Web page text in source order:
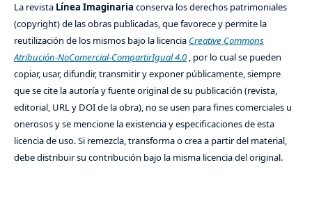
La revista Línea Imaginaria conserva los derechos patrimoniales
(copyright) de las obras publicadas, que favorece y permite la
reutilización de los mismos bajo la licencia Creative Commons
Atribución-NoComercial-CompartirIgual 4.0, por lo cual se pueden
copiar, usar, difundir, transmitir y exponer públicamente, siempre
que se cite la autoría y fuente original de su publicación (revista,
editorial, URL y DOI de la obra), no se usen para fines comerciales u
onerosos y se mencione la existencia y especificaciones de esta
licencia de uso. Si remezcla, transforma o crea a partir del material,
debe distribuir su contribución bajo la misma licencia del original.